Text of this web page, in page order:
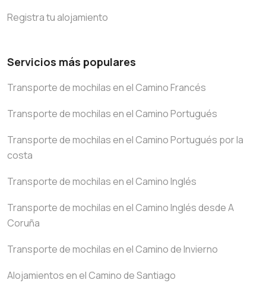
Registra tu alojamiento
Servicios más populares
Transporte de mochilas en el Camino Francés
Transporte de mochilas en el Camino Portugués
Transporte de mochilas en el Camino Portugués por la
costa
Transporte de mochilas en el Camino Inglés
Transporte de mochilas en el Camino Inglés desde A
Coruña
Transporte de mochilas en el Camino de Invierno
Alojamientos en el Camino de Santiago